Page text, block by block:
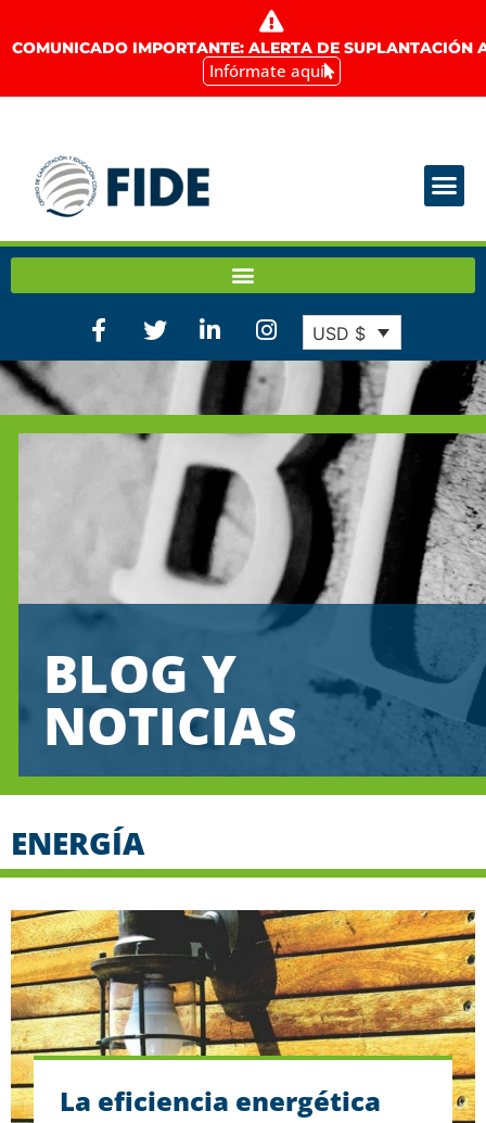
COMUNICADO IMPORTANTE: ALERTA DE SUPLANTACIÓN
Infórmate aquí
USD $
BLOG Y
NOTICIAS
ENERGÍA
La eficiencia energética